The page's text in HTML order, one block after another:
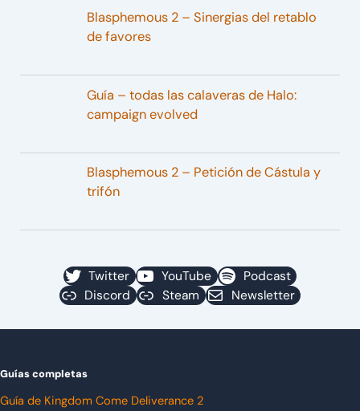
Blasphemous 2 – Sinergias del retablo
de favores
Guía – todas las calaveras de Halo:
campaign evolved
Blasphemous 2 – Petición de Cástula y
trifón
Twitter YouTube
Podcast
Discord
Steam Newsletter
Guías completas
Guía de Kingdom Come Deliverance 2